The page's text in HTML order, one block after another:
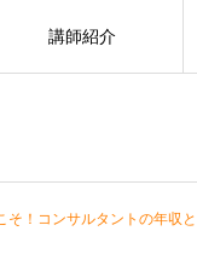
講師紹介
そ！コンサルタントの年収